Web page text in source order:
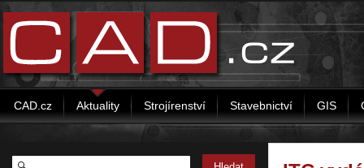
CAD.cz Aktuality Strojírenství Stavebnictví GIS